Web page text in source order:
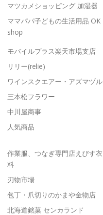
マツカメショッピング 加湿器
ママパパ子どもの生活用品 OK
shop
モバイルプラス楽天市場支店
リリー(relie)
ワインスクエアー・アズマヅル
三本松フラワー
中川屋商事
人気商品
作業服、つなぎ専門店えびす衣
料
刃物市場
包丁・爪切りのかまや金物店
北海道銘菓 センカランド